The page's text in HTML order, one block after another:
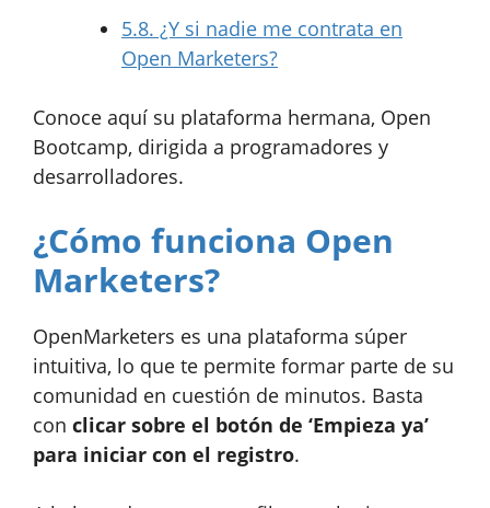
5.8. ¿Y si nadie me contrata en
Open Marketers?
Conoce aquí su plataforma hermana, Open
Bootcamp, dirigida a programadores y
desarrolladores.
¿Cómo funciona Open
Marketers?
OpenMarketers es una plataforma súper
intuitiva, lo que te permite formar parte de su
comunidad en cuestión de minutos. Basta
con clicar sobre el botón de ‘Empieza ya’
para iniciar con el registro.